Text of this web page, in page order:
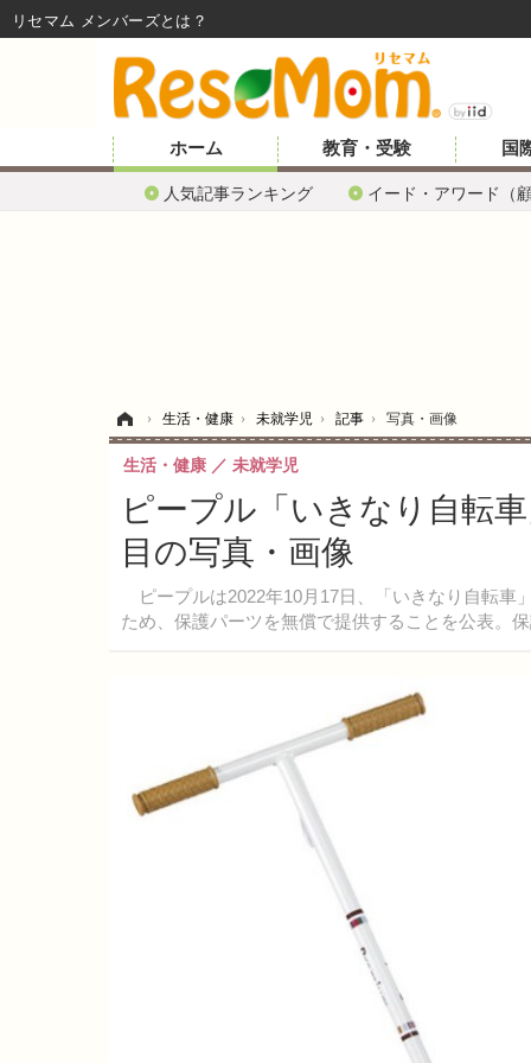
ホーム
人気記事ランキング イード・アワード（
教育・受験 国
› 生活・健康 › 未就学児 › 記事 › 写真・画像
ピープル「いきなり自転
目の写真・画像
ピープルは2022年10月17日、「いきなり自転車
ため、保護パーツを無償で提供することを公表。
生活・健康 未就学児
リセマム メンバーズ